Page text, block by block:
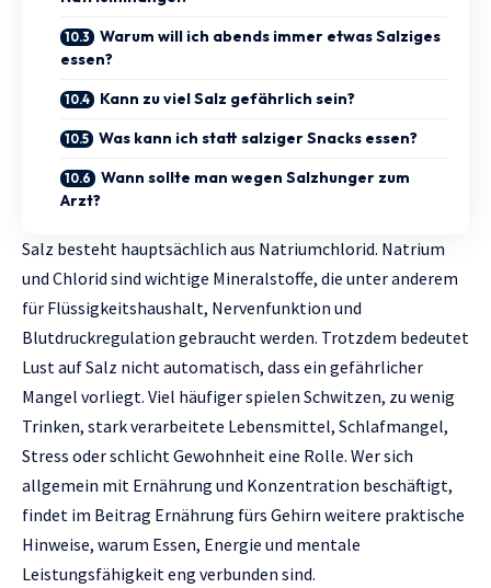
Warum will ich abends immer etwas Salziges
essen?
Kann zu viel Salz gefährlich sein?
Was kann ich statt salziger Snacks essen?
Wann sollte man wegen Salzhunger zum
Arzt?
Salz besteht hauptsächlich aus Natriumchlorid. Natrium
und Chlorid sind wichtige Mineralstoffe, die unter anderem
für Flüssigkeitshaushalt, Nervenfunktion und
Blutdruckregulation gebraucht werden. Trotzdem bedeutet
Lust auf Salz nicht automatisch, dass ein gefährlicher
Mangel vorliegt. Viel häufiger spielen Schwitzen, zu wenig
Trinken, stark verarbeitete Lebensmittel, Schlafmangel,
Stress oder schlicht Gewohnheit eine Rolle. Wer sich
allgemein mit Ernährung und Konzentration beschäftigt,
findet im Beitrag Ernährung fürs Gehirn weitere praktische
Hinweise, warum Essen, Energie und mentale
Leistungsfähigkeit eng verbunden sind.